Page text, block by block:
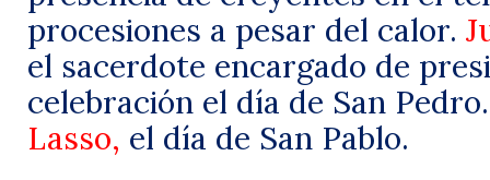
procesiones a pesar del calor.
el sacerdote encargado de
celebración el día de San
Lasso, el día de San Pablo.